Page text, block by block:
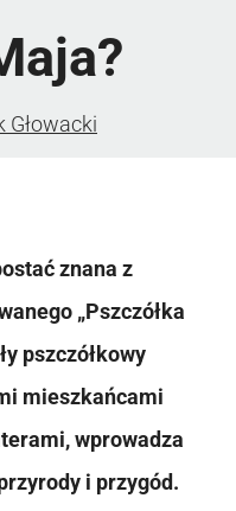
Głowacki
znana z
„Pszczółka
pszczółkowy
mieszkańcami
wprowadza
i przygód.